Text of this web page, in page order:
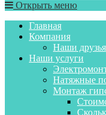
Открыть меню
Главная
Компания
Наши друзья
Наши услуги
Натяжные
Монтаж